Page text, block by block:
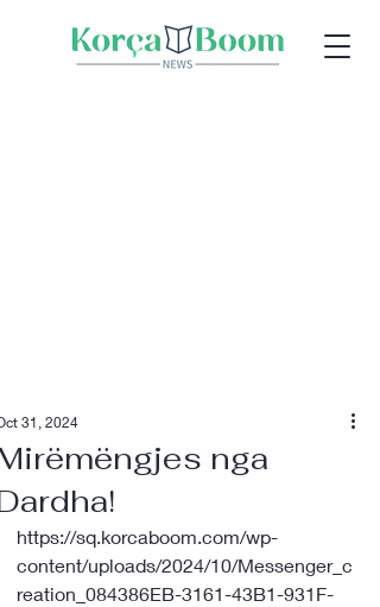
nga
31, 2024
https://sq.korcaboom.com/wp-
content/uploads/2024/10/Messenger_c
reation_084386EB-3161-43B1-931F-